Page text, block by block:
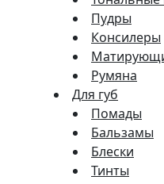
Пудры
Консилеры
Румяна
Для губ
Помады
Бальзамы
Блески
Тинты